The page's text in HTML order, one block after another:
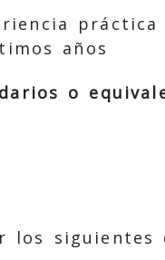
años
o
siguientes